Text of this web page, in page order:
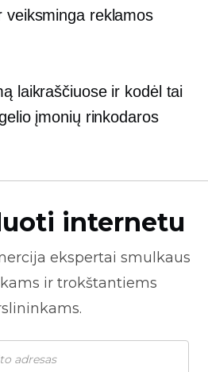
veiksminga reklamos
laikraščiuose ir kodėl tai
įmonių rinkodaros
internetu
ekspertai smulkaus
ir trokštantiems